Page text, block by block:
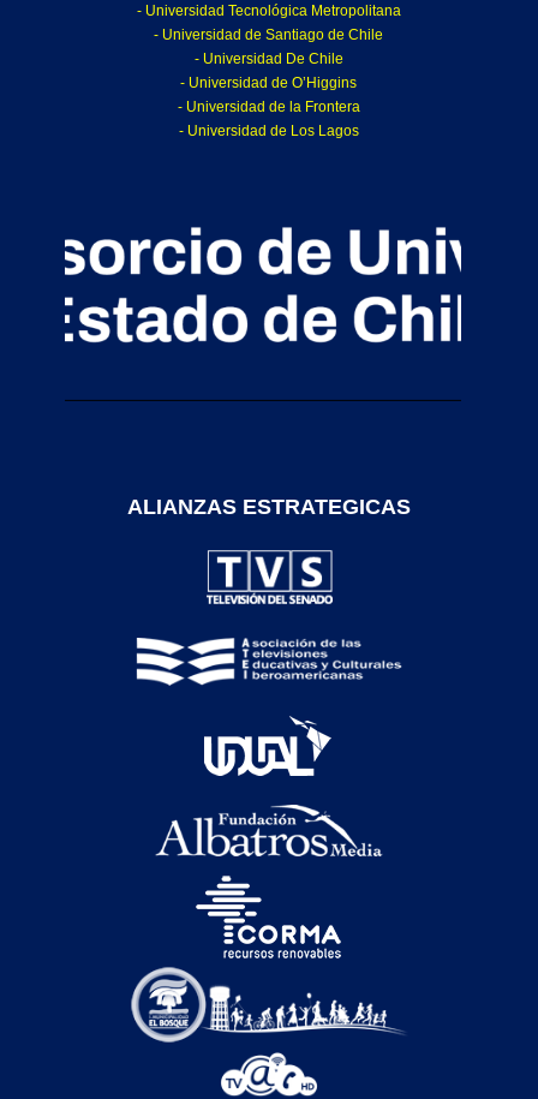
- Universidad Tecnológica Metropolitana
- Universidad de Santiago de Chile
- Universidad De Chile
- Universidad de O’Higgins
- Universidad de la Frontera
- Universidad de Los Lagos
ALIANZAS ESTRATEGICAS